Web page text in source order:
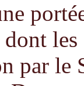
par le